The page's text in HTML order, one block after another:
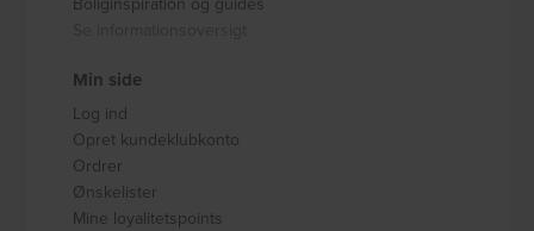
Min side
Log ind
Opret kundeklubkonto
Ordrer
Ønskelister
Mine loyalitetspoints